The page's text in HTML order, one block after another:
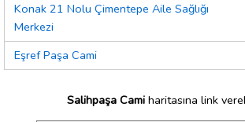
Konak 21 Nolu Çimentepe Aile Sağlığı
Merkezi
Eşref Paşa Cami
Salihpaşa Cami haritasına link